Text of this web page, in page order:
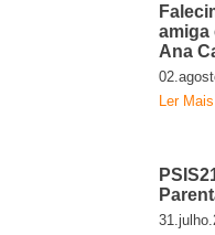
amiga
Ana
Ler Mais